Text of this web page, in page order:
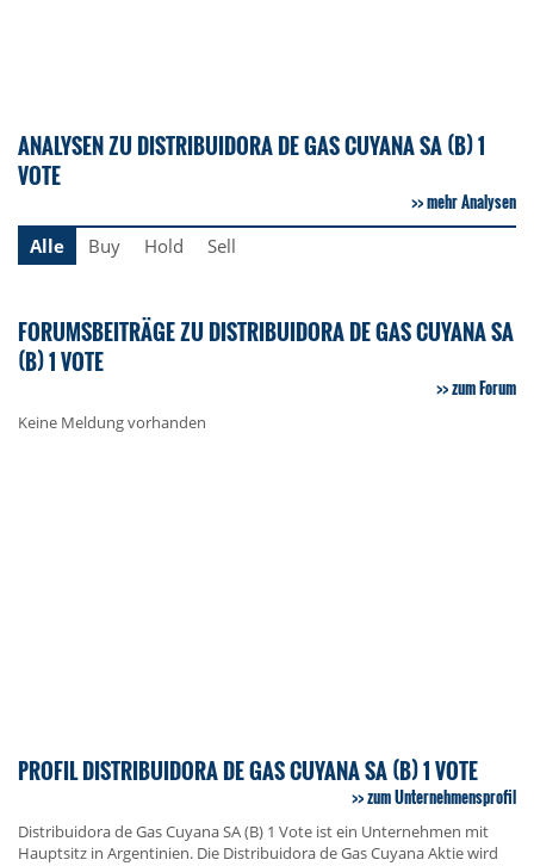
ANALYSEN ZU DISTRIBUIDORA DE GAS CUYANA SA (B) 1
VOTE
mehr Analysen
Alle
Buy Hold Sell
FORUMSBEITRÄGE ZU DISTRIBUIDORA DE GAS CUYANA SA
(B) 1 VOTE
zum Forum
Keine Meldung vorhanden
PROFIL DISTRIBUIDORA DE GAS CUYANA SA (B) 1 VOTE
zum Unternehmensprofil
Distribuidora de Gas Cuyana SA (B) 1 Vote ist ein Unternehmen mit
Hauptsitz in Argentinien. Die Distribuidora de Gas Cuyana Aktie wird